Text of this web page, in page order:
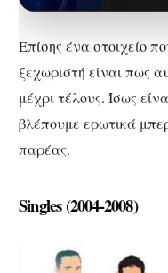
Επίσης ένα στοιχείο
ξεχωριστή είναι πως
μέχρι τέλους. Ίσως
βλέπουμε ερωτικά
παρέας.
Singles (2004-2008)